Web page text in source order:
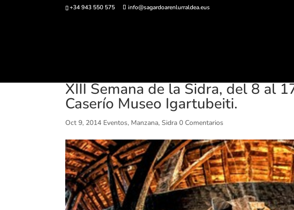
+34 943 550 575 info@sagardoarenlurraldea.eus
XIII Semana de la Sidra, del 8 al
Caserío Museo Igartubeiti.
Oct 9, 2014 Eventos, Manzana,Sidra 0 Comentarios